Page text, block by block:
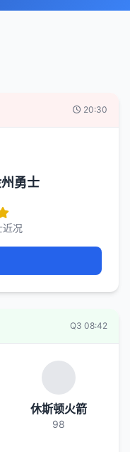
20:30
勇士
近况
Q3 08:42
休斯顿火箭
98